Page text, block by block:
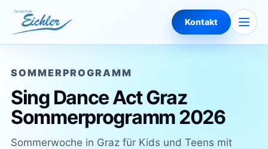
Kontakt
SOMMERPROGRAMM
Sing Dance Act Graz
Sommerprogramm 2026
Sommerwoche in Graz für Kids und Teens mit